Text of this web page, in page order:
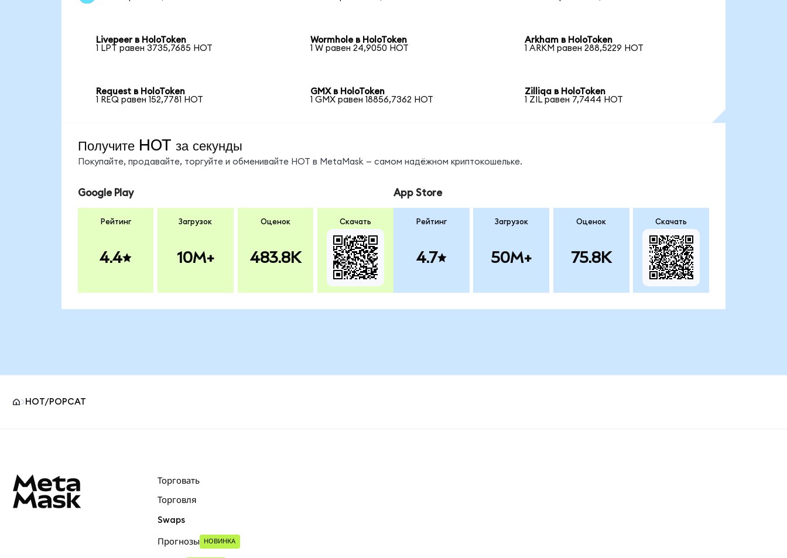
Livepeer в HoloToken
1 LPT равен 3735,7685 HOT
Wormhole в HoloToken
1 W равен 24,9050 HOT
Arkham в HoloToken
1 ARKM равен 288,5229 HOT
Request в HoloToken
1 REQ равен 152,7781 HOT
GMX в HoloToken
1 GMX равен 18856,7362 HOT
Zilliqa в HoloToken
1 ZIL равен 7,7444 HOT
Получите HOT за секунды
Покупайте, продавайте, торгуйте и обменивайте HOT в MetaMask — самом надёжном криптокошельке.
Google Play
Рейтинг
4.4
Загрузок
10M+
Оценок
483.8K
Скачать
App Store
Рейтинг
4.7
Загрузок
50M+
Оценок
75.8K
Скачать
HOT/POPCAT
Торговать
Торговля
Swaps
Прогнозы НОВИНКА